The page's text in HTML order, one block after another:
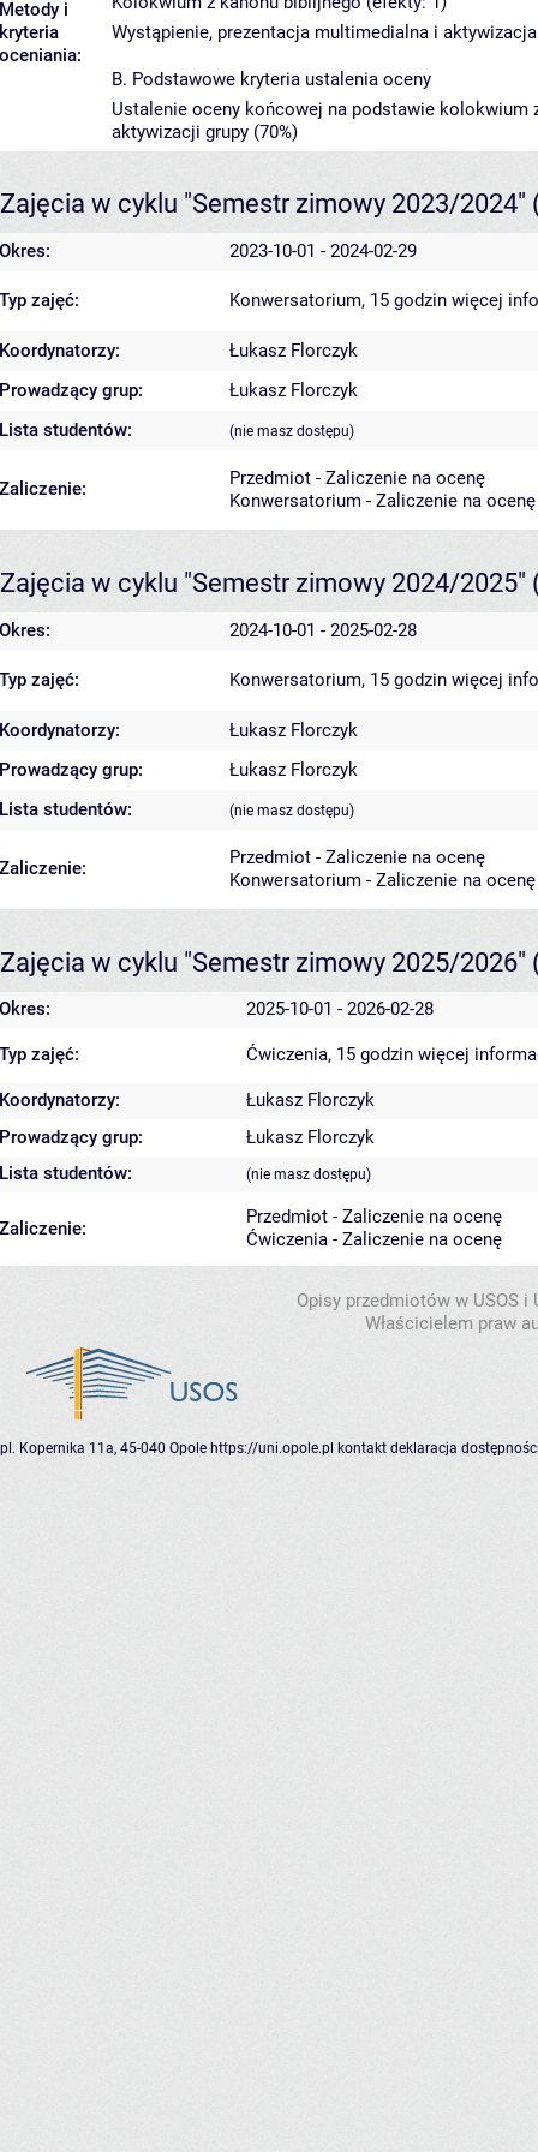
Metody i
kryteria
oceniania:
Wystąpienie, prezentacja multimedialna i aktywizacja
B. Podstawowe kryteria ustalenia oceny
Ustalenie oceny końcowej na podstawie kolokwium
aktywizacji grupy (70%)
Zajęcia w cyklu "Semestr zimowy 2023/2024"
Okres: 2023-10-01 - 2024-02-29
Typ zajęć: Konwersatorium, 15 godzin więcej
Koordynatorzy:
Łukasz Florczyk
Prowadzący grup:
Łukasz Florczyk
Lista studentów:
(nie masz dostępu)
Zaliczenie:
Przedmiot - Zaliczenie na ocenę
Konwersatorium - Zaliczenie na ocenę
Zajęcia w cyklu "Semestr zimowy 2024/2025"
Okres: 2024-10-01 - 2025-02-28
Typ zajęć: Konwersatorium, 15 godzin więcej
Koordynatorzy:
Łukasz Florczyk
Prowadzący grup:
Łukasz Florczyk
Lista studentów:
(nie masz dostępu)
Zaliczenie:
Przedmiot - Zaliczenie na ocenę
Konwersatorium - Zaliczenie na ocenę
Zajęcia w cyklu "Semestr zimowy 2025/2026"
Okres: 2025-10-01 - 2026-02-28
Typ zajęć: Ćwiczenia, 15 godzin więcej
Koordynatorzy:
Łukasz Florczyk
Prowadzący grup:
Łukasz Florczyk
Lista studentów:
(nie masz dostępu)
Zaliczenie:
Przedmiot - Zaliczenie na ocenę
Ćwiczenia - Zaliczenie na ocenę
Opisy przedmiotów w USOS
Właścicielem praw
pl. Kopernika 11a, 45-040 Opole https://uni.opole.pl kontakt deklaracja